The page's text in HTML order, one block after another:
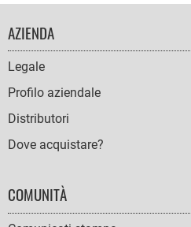
FOOTER
NAVIGATION
AZIENDA
Legale
Profilo aziendale
Distributori
Dove acquistare?
COMUNITÀ